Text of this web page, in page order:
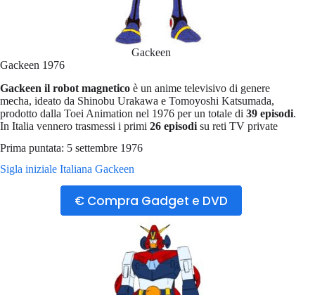
Gackeen
Gackeen 1976
Gackeen il robot magnetico è un anime televisivo di genere
mecha, ideato da Shinobu Urakawa e Tomoyoshi Katsumada,
prodotto dalla Toei Animation nel 1976 per un totale di 39 episodi.
In Italia vennero trasmessi i primi 26 episodi su reti TV private
Prima puntata: 5 settembre 1976
Sigla iniziale Italiana Gackeen
€ Compra Gadget e DVD